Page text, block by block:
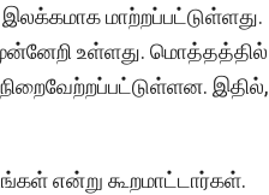
மாற்றப்பட்டுள்ளது.
உள்ளது. மொத்தத்தில்
இதில்,
என்று கூறமாட்டார்கள்.